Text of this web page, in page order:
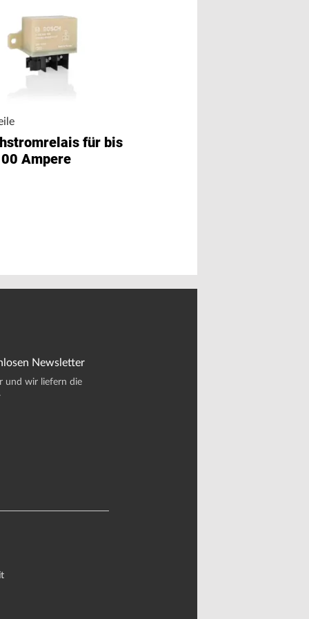
für bis
Ampere
Newsletter
und wir liefern die